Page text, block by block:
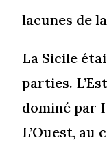
lacunes de
La Sicile
parties.
dominé par
L’Ouest,